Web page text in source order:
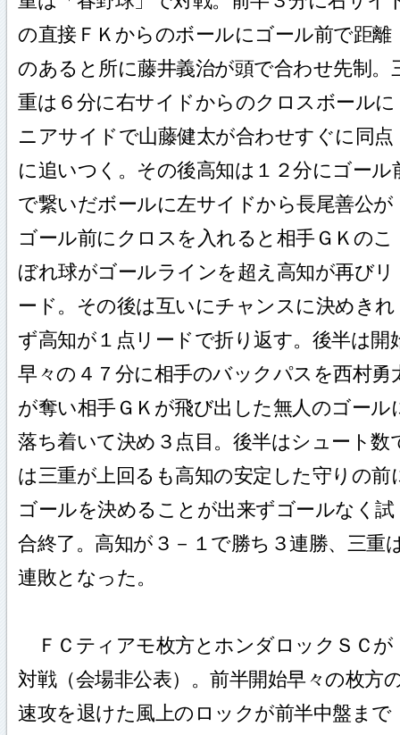
の直接ＦＫからのボールにゴール前で距離
のあると所に藤井義治が頭で合わせ先制。
重は６分に右サイドからのクロスボールに
ニアサイドで山藤健太が合わせすぐに同点
に追いつく。その後高知は１２分にゴール
で繋いだボールに左サイドから長尾善公が
ゴール前にクロスを入れると相手ＧＫのこ
ぼれ球がゴールラインを超え高知が再びリ
ード。その後は互いにチャンスに決めきれ
ず高知が１点リードで折り返す。後半は開
早々の４７分に相手のバックパスを西村勇
が奪い相手ＧＫが飛び出した無人のゴール
落ち着いて決め３点目。後半はシュート数
は三重が上回るも高知の安定した守りの前
ゴールを決めることが出来ずゴールなく試
合終了。高知が３－１で勝ち３連勝、三重
連敗となった。
ＦＣティアモ枚方とホンダロックＳＣが
対戦（会場非公表）。前半開始早々の枚方
速攻を退けた風上のロックが前半中盤まで